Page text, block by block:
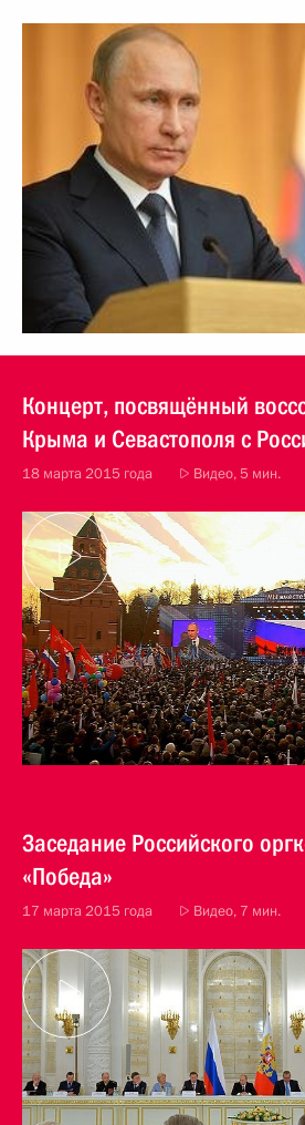
Концерт, посвящённый
Крыма и Севастополя с
18 марта 2015 года Видео, 5 мин.
Заседание Российского
«Победа»
17 марта 2015 года Видео, 7 мин.